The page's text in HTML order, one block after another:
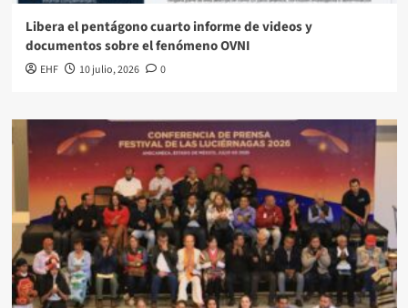
Libera el pentágono cuarto informe de videos y
documentos sobre el fenómeno OVNI
EHF 10 julio, 2026 0